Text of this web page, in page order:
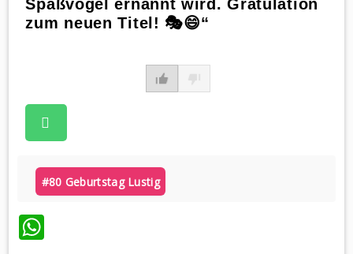
Spaßvogel ernannt wird. Gratulation
zum neuen Titel! 🎭😄“
#80 Geburtstag Lustig
WhatsApp